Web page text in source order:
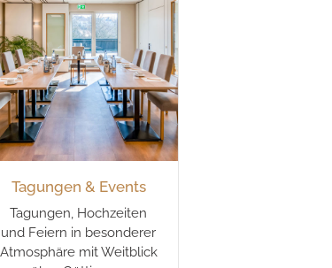
Tagungen & Events
Tagungen, Hochzeiten
und Feiern in besonderer